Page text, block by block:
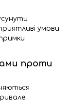
умови
проти